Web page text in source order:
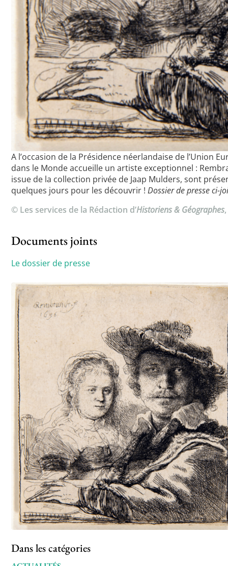
A l’occasion de la Présidence néerlandaise de l’Union
dans le Monde accueille un artiste exceptionnel :
issue de la collection privée de Jaap Mulders, sont
quelques jours pour les découvrir !Dossier de presse ci-
© Les services de la Rédaction d’Historiens & Géographes
Documents joints
Le dossier de presse
Dans les catégories